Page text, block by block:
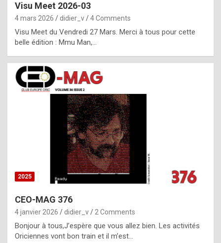
p
l
c
h
i
s
t
o
r
p
e
c
Visu Meet 2026-03
4 mars 2026 didier_v 4 Comments
Visu Meet du Vendredi 27 Mars. Merci à tous pour cette
belle édition : Mmu Man,…
2025
CEO-MAG 376
4 janvier 2026 didier_v 2 Comments
Bonjour à tous,J’espère que vous allez bien. Les activités
Oriciennes vont bon train et il m’est…